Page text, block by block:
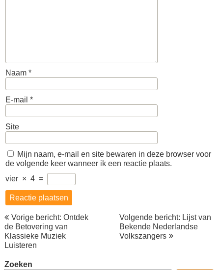
Naam *
E-mail *
Site
Mijn naam, e-mail en site bewaren in deze browser voor
de volgende keer wanneer ik een reactie plaats.
vier × 4 =
Berichtnavigatie
Vorige bericht: Ontdek
de Betovering van
Klassieke Muziek
Luisteren
Volgende bericht: Lijst van
Bekende Nederlandse
Volkszangers
Zoeken